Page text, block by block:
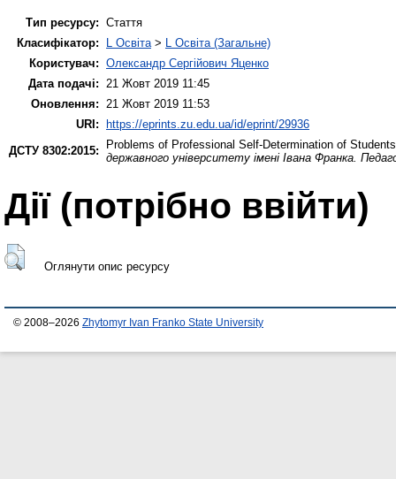
Тип ресурсу: Стаття
Класифікатор:
L Освіта > L Освіта (Загальне)
Користувач: Олександр Сергійович Яценко
Дата подачі:
21 Жовт 2019 11:45
Оновлення:
21 Жовт 2019 11:53
URI: https://eprints.zu.edu.ua/id/eprint/29936
ДСТУ 8302:2015:
Problems of Professional Self-Determination of
державного університету імені Івана Франка.
Дії ​​(потрібно ввійти)
Оглянути опис ресурсу
© 2008–2026 Zhytomyr Ivan Franko State University